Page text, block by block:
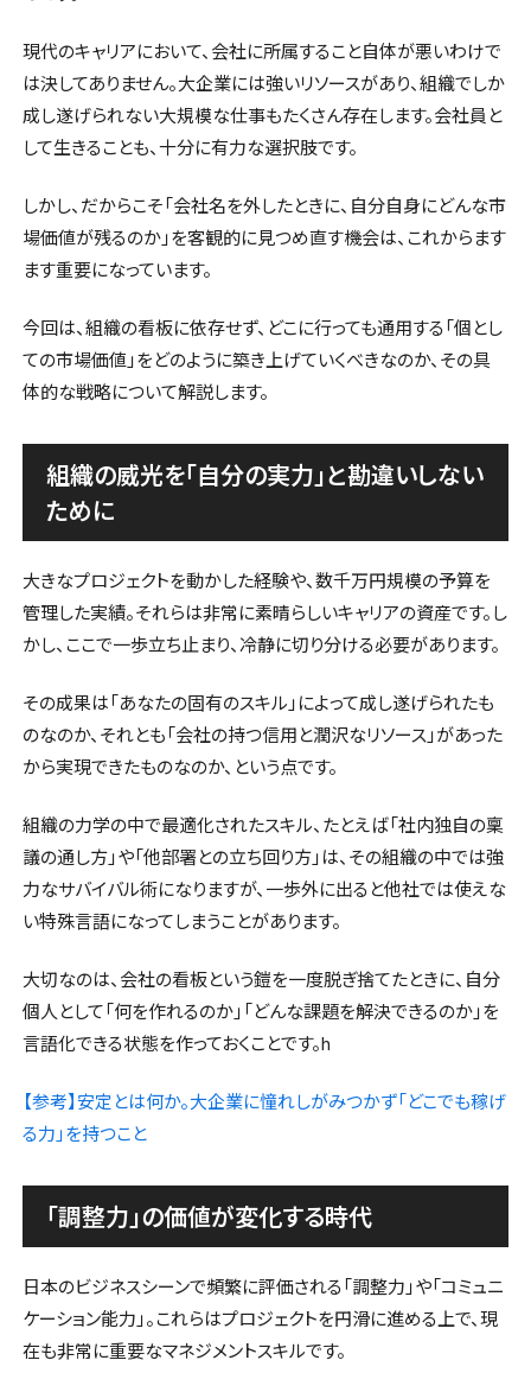
現代のキャリアにおいて、会社に所属すること自体が悪いわけで
は決してありません。大企業には強いリソースがあり、組織でしか
成し遂げられない大規模な仕事もたくさん存在します。会社員と
して生きることも、十分に有力な選択肢です。
しかし、だからこそ「会社名を外したときに、自分自身にどんな市
場価値が残るのか」を客観的に見つめ直す機会は、これからます
ます重要になっています。
今回は、組織の看板に依存せず、どこに行っても通用する「個とし
ての市場価値」をどのように築き上げていくべきなのか、その具
体的な戦略について解説します。
組織の威光を「自分の実力」と勘違いしない
ために
大きなプロジェクトを動かした経験や、数千万円規模の予算を
管理した実績。それらは非常に素晴らしいキャリアの資産です。し
かし、ここで一歩立ち止まり、冷静に切り分ける必要があります。
その成果は「あなたの固有のスキル」によって成し遂げられたも
のなのか、それとも「会社の持つ信用と潤沢なリソース」があった
から実現できたものなのか、という点です。
組織の力学の中で最適化されたスキル、たとえば「社内独自の稟
議の通し方」や「他部署との立ち回り方」は、その組織の中では強
力なサバイバル術になりますが、一歩外に出ると他社では使えな
い特殊言語になってしまうことがあります。
大切なのは、会社の看板という鎧を一度脱ぎ捨てたときに、自分
個人として「何を作れるのか」「どんな課題を解決できるのか」を
言語化できる状態を作っておくことです。h
【参考】安定とは何か。大企業に憧れしがみつかず「どこでも稼げ
る力」を持つこと
「調整力」の価値が変化する時代
日本のビジネスシーンで頻繁に評価される「調整力」や「コミュニ
ケーション能力」。これらはプロジェクトを円滑に進める上で、現
在も非常に重要なマネジメントスキルです。